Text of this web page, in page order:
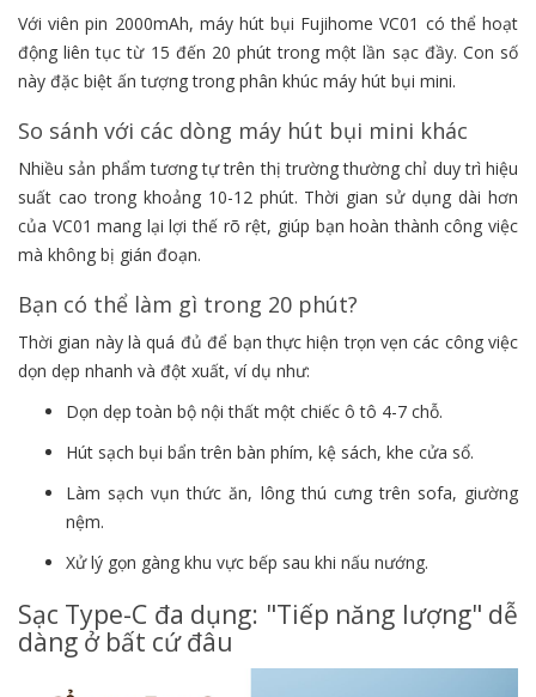
Với viên pin 2000mAh, máy hút bụi Fujihome VC01 có thể hoạt
động liên tục từ 15 đến 20 phút trong một lần sạc đầy. Con số
này đặc biệt ấn tượng trong phân khúc máy hút bụi mini.
So sánh với các dòng máy hút bụi mini khác
Nhiều sản phẩm tương tự trên thị trường thường chỉ duy trì hiệu
suất cao trong khoảng 10-12 phút. Thời gian sử dụng dài hơn
của VC01 mang lại lợi thế rõ rệt, giúp bạn hoàn thành công việc
mà không bị gián đoạn.
Bạn có thể làm gì trong 20 phút?
Thời gian này là quá đủ để bạn thực hiện trọn vẹn các công việc
dọn dẹp nhanh và đột xuất, ví dụ như:
Dọn dẹp toàn bộ nội thất một chiếc ô tô 4-7 chỗ.
Hút sạch bụi bẩn trên bàn phím, kệ sách, khe cửa sổ.
Làm sạch vụn thức ăn, lông thú cưng trên sofa, giường
nệm.
Xử lý gọn gàng khu vực bếp sau khi nấu nướng.
Sạc Type-C đa dụng: "Tiếp năng lượng" dễ
dàng ở bất cứ đâu